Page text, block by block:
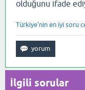
olduğunu ifade
Türkiye'nin en iyi soru
İlgili sorular